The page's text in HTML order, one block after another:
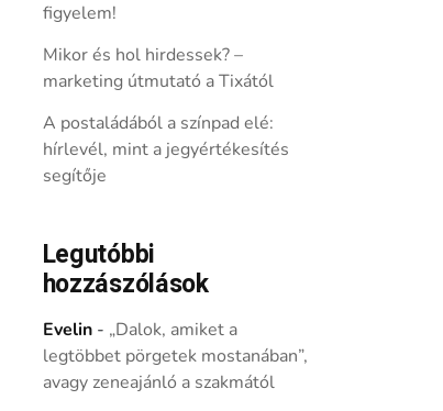
figyelem!
Mikor és hol hirdessek? –
marketing útmutató a Tixától
A postaládából a színpad elé:
hírlevél, mint a jegyértékesítés
segítője
Legutóbbi
hozzászólások
Evelin- „Dalok, amiket a
legtöbbet pörgetek mostanában”,
avagy zeneajánló a szakmától